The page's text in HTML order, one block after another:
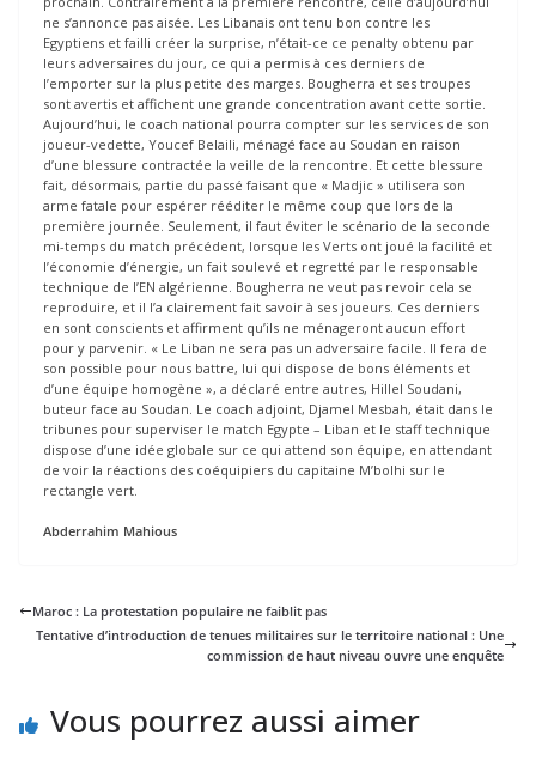
ne s’annonce pas aisée. Les Libanais ont tenu bon contre les
Egyptiens et failli créer la surprise, n’était-ce ce penalty obtenu par
leurs adversaires du jour, ce qui a permis à ces derniers de
l’emporter sur la plus petite des marges. Bougherra et ses troupes
sont avertis et affichent une grande concentration avant cette sortie.
Aujourd’hui, le coach national pourra compter sur les services de son
joueur-vedette, Youcef Belaili, ménagé face au Soudan en raison
d’une blessure contractée la veille de la rencontre. Et cette blessure
fait, désormais, partie du passé faisant que « Madjic » utilisera son
arme fatale pour espérer rééditer le même coup que lors de la
première journée. Seulement, il faut éviter le scénario de la seconde
mi-temps du match précédent, lorsque les Verts ont joué la facilité et
l’économie d’énergie, un fait soulevé et regretté par le responsable
technique de l’EN algérienne. Bougherra ne veut pas revoir cela se
reproduire, et il l’a clairement fait savoir à ses joueurs. Ces derniers
en sont conscients et affirment qu’ils ne ménageront aucun effort
pour y parvenir. « Le Liban ne sera pas un adversaire facile. Il fera de
son possible pour nous battre, lui qui dispose de bons éléments et
d’une équipe homogène », a déclaré entre autres, Hillel Soudani,
buteur face au Soudan. Le coach adjoint, Djamel Mesbah, était dans le
tribunes pour superviser le match Egypte – Liban et le staff technique
dispose d’une idée globale sur ce qui attend son équipe, en attendant
de voir la réactions des coéquipiers du capitaine M’bolhi sur le
rectangle vert.
Abderrahim Mahious
Maroc : La protestation populaire ne faiblit pas
Tentative d’introduction de tenues militaires sur le territoire national : Une
commission de haut niveau ouvre une enquête
Vous pourrez aussi aimer